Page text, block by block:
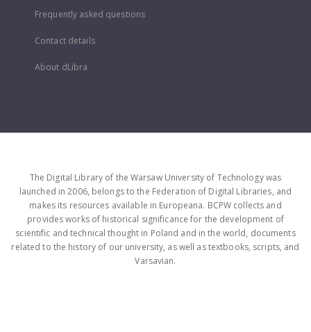
Frequently asked questions
Contact details
About dLibra
The Digital Library of the Warsaw University of Technology was
launched in 2006, belongs to the Federation of Digital Libraries, and
makes its resources available in Europeana. BCPW collects and
provides works of historical significance for the development of
scientific and technical thought in Poland and in the world, documents
related to the history of our university, as well as textbooks, scripts, and
Varsavian.